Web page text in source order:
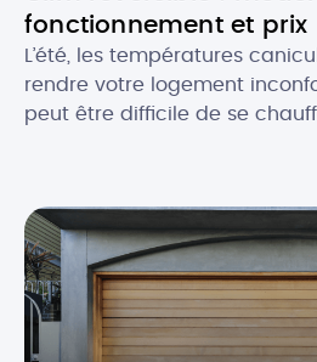
fonctionnement et prix
L’été, les températures
rendre votre logement
peut être difficile de se
faut savoir sur la clim’
chaleur air/air : comment